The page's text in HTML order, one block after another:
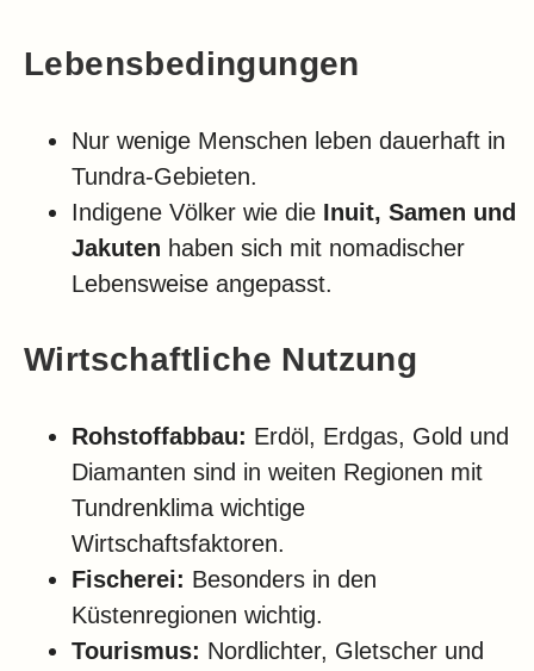
Lebensbedingungen
Nur wenige Menschen leben dauerhaft in
Tundra-Gebieten.
Indigene Völker wie die Inuit, Samen und
Jakuten haben sich mit nomadischer
Lebensweise angepasst.
Wirtschaftliche Nutzung
Rohstoffabbau: Erdöl, Erdgas, Gold und
Diamanten sind in weiten Regionen mit
Tundrenklima wichtige
Wirtschaftsfaktoren.
Fischerei: Besonders in den
Küstenregionen wichtig.
Tourismus: Nordlichter, Gletscher und